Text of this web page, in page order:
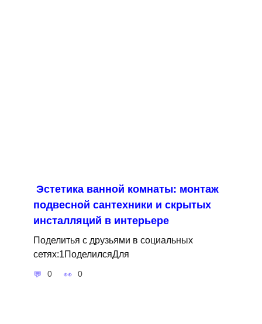
Эстетика ванной комнаты: монтаж
подвесной сантехники и скрытых
инсталляций в интерьере
Поделитья с друзьями в социальных
сетях:1ПоделилсяДля
0 0